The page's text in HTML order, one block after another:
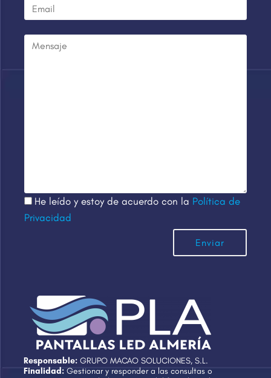
He leído y estoy de acuerdo con la Política de
Privacidad
Responsable: GRUPO MACAO SOLUCIONES, S.L.
Finalidad: Gestionar y responder a las consultas o